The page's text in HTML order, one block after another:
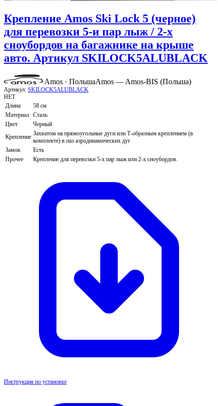
Крепление Amos Ski Lock 5 (черное)
для перевозки 5-и пар лыж / 2-х
сноубордов на багажнике на крыше
авто. Артикул SKILOCK5ALUBLACK
Amos · ПольшаAmos — Amos-BIS (Польша)
Артикул: SKILOCK5ALUBLACK
НЕТ
Длина
58 см
Материал Сталь
Цвет
Черный
Крепление Захватом на прямоугольные дуги или Т-образным креплением (в
комплекте) в паз аэродинамических дуг
Замок
Есть
Прочее
Крепление для перевозки 5-х пар лыж или 2-х сноубордов.
Инструкция по установке